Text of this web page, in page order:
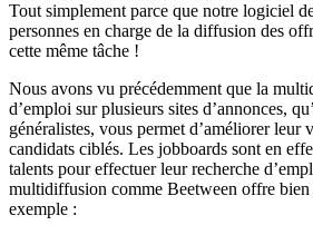
Tout simplement parce que notre logiciel
personnes en charge de la diffusion des
cette même tâche !
Nous avons vu précédemment que la
d’emploi sur plusieurs sites d’annonces,
généralistes, vous permet d’améliorer leur
candidats ciblés. Les jobboards sont en
talents pour effectuer leur recherche
multidiffusion comme Beetween offre bien
exemple :